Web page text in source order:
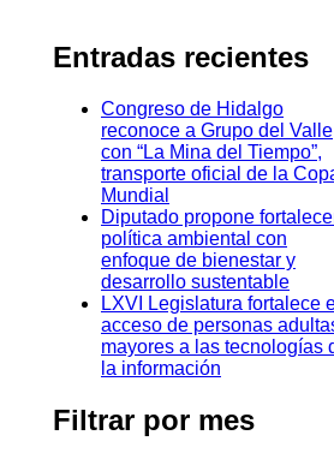
Entradas recientes
Congreso de Hidalgo
reconoce a Grupo del Valle
con “La Mina del Tiempo”,
transporte oficial de la
Mundial
Diputado propone
política ambiental con
enfoque de bienestar y
desarrollo sustentable
LXVI Legislatura fortalece
acceso de personas
mayores a las tecnologías
la información
Filtrar por mes